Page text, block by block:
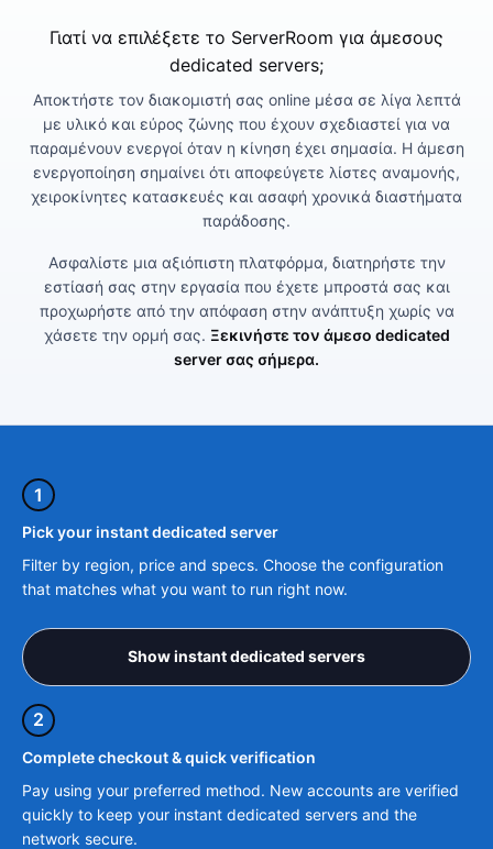
Γιατί να επιλέξετε το ServerRoom για άμεσους
dedicated servers;
Αποκτήστε τον διακομιστή σας online μέσα σε λίγα λεπτά
με υλικό και εύρος ζώνης που έχουν σχεδιαστεί για να
παραμένουν ενεργοί όταν η κίνηση έχει σημασία. Η άμεση
ενεργοποίηση σημαίνει ότι αποφεύγετε λίστες αναμονής,
χειροκίνητες κατασκευές και ασαφή χρονικά διαστήματα
παράδοσης.
Ασφαλίστε μια αξιόπιστη πλατφόρμα, διατηρήστε την
εστίασή σας στην εργασία που έχετε μπροστά σας και
προχωρήστε από την απόφαση στην ανάπτυξη χωρίς να
χάσετε την ορμή σας. Ξεκινήστε τον άμεσο dedicated
server σας σήμερα.
1
Pick your instant dedicated server
Filter by region, price and specs. Choose the configuration
that matches what you want to run right now.
Show instant dedicated servers
2
Complete checkout & quick verification
Pay using your preferred method. New accounts are verified
quickly to keep your instant dedicated servers and the
network secure.